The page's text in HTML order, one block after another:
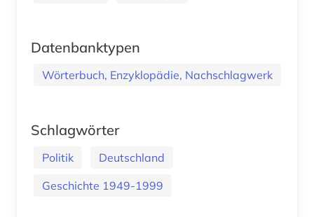
Datenbanktypen
Wörterbuch, Enzyklopädie, Nachschlagwerk
Schlagwörter
Politik
Deutschland
Geschichte 1949-1999